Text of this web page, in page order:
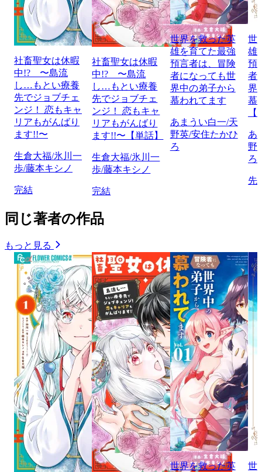
社畜聖女は休暇
中!? 〜島流
し…もとい療養
先でジョブチェ
ンジ！ 恋もキャ
リアもがんばり
ます!!〜
生倉大福/氷川一
歩/藤本キシノ
完結
社畜聖女は休暇
中!? 〜島流
し…もとい療養
先でジョブチェ
ンジ！ 恋もキャ
リアもがんばり
ます!!〜【単話】
生倉大福/氷川一
歩/藤本キシノ
完結
世界を救った英
雄を育てた最強
預言者は、冒険
者になっても世
界中の弟子から
慕われてます
あまうい白一/天
野英/安住たかひ
ろ
世
雄
預
者
界
慕
あ
野
ろ
先
同じ著者の作品
もっと見る
世界を救った英
世